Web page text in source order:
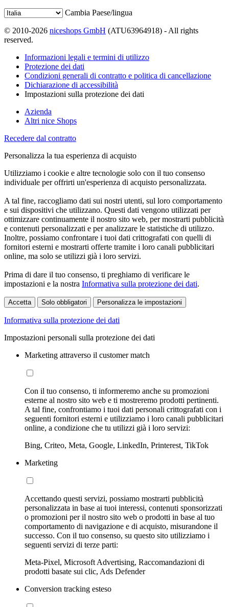
Cambia Paese/lingua
© 2010-2026 niceshops GmbH (ATU63964918) - All rights
reserved.
Informazioni legali e termini di utilizzo
Protezione dei dati
Condizioni generali di contratto e politica di cancellazione
Dichiarazione di accessibilità
Impostazioni sulla protezione dei dati
Azienda
Altri nice Shops
Recedere dal contratto
Personalizza la tua esperienza di acquisto
Utilizziamo i cookie e altre tecnologie solo con il tuo consenso
individuale per offrirti un'esperienza di acquisto personalizzata.
A tal fine, raccogliamo dati sui nostri utenti, sul loro comportamento
e sui dispositivi che utilizzano. Questi dati vengono utilizzati per
ottimizzare continuamente il nostro sito web, per mostrarti pubblicità
e contenuti personalizzati e per analizzare le statistiche di utilizzo.
Inoltre, possiamo confrontare i tuoi dati crittografati con quelli di
fornitori esterni e mostrarti offerte tramite i loro canali pubblicitari
online, ma solo se utilizzi già i loro servizi.
Prima di dare il tuo consenso, ti preghiamo di verificare le
impostazioni e la nostra Informativa sulla protezione dei dati.
Accetta Solo obbligatori Personalizza le impostazioni
Informativa sulla protezione dei dati
Impostazioni personali sulla protezione dei dati
Marketing attraverso il customer match
Con il tuo consenso, ti informeremo anche su promozioni
esterne al nostro sito web e ti mostreremo prodotti pertinenti.
A tal fine, confrontiamo i tuoi dati personali crittografati con i
seguenti fornitori esterni e utilizziamo i loro canali pubblicitari
online, a condizione che tu utilizzi già i loro servizi:
Bing, Criteo, Meta, Google, LinkedIn, Printerest, TikTok
Marketing
Accettando questi servizi, possiamo mostrarti pubblicità
personalizzata in base ai tuoi interessi, contenuti sponsorizzati
o promozioni per il nostro sito web o prodotti in base al tuo
comportamento di navigazione e di acquisto, misurandone il
successo. Con il tuo consenso, su questo sito utilizziamo i
seguenti servizi di terze parti:
Meta-Pixel, Microsoft Advertising, Raccomandazioni di
prodotti basate sui clic, Ads Defender
Conversion tracking esteso